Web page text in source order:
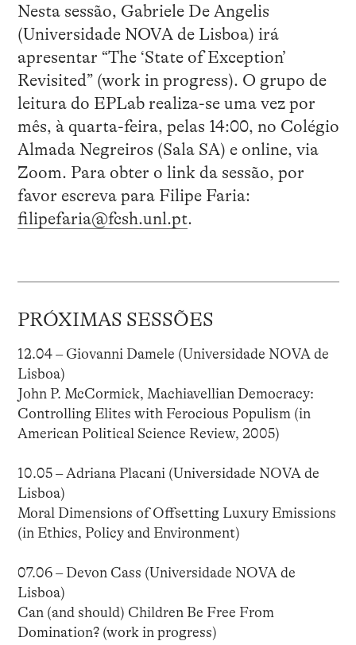
Nesta sessão, Gabriele De Angelis
(Universidade NOVA de Lisboa) irá
apresentar “The ‘State of Exception’
Revisited” (work in progress). O grupo de
leitura do EPLab realiza-se uma vez por
mês, à quarta-feira, pelas 14:00, no Colégio
Almada Negreiros (Sala SA) e online, via
Zoom. Para obter o link da sessão, por
favor escreva para Filipe Faria:
filipefaria@fcsh.unl.pt.
PRÓXIMAS SESSÕES
12.04 – Giovanni Damele (Universidade NOVA de
Lisboa)
John P. McCormick, Machiavellian Democracy:
Controlling Elites with Ferocious Populism (in
American Political Science Review, 2005)
10.05 – Adriana Placani (Universidade NOVA de
Lisboa)
Moral Dimensions of Offsetting Luxury Emissions
(in Ethics, Policy and Environment)
07.06 – Devon Cass (Universidade NOVA de
Lisboa)
Can (and should) Children Be Free From
Domination? (work in progress)